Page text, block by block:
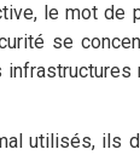
le mot de
se
utilisés, ils